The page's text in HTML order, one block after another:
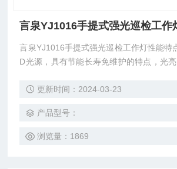
言泉YJ1016手提式强光巡检工作
言泉YJ1016手提式强光巡检工作灯性能特
D光源，具有节能长寿免维护的特点，光亮
*，工作光连续点灯时长20小时，*了长时
频闪光功能。
更新时间：2024-03-23
产品型号：
浏览量：1869